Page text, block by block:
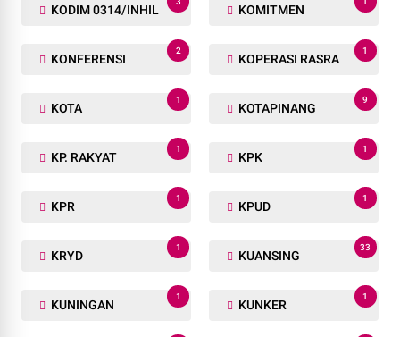
KODIM 0314/INHIL KOMITMEN
KONFERENSI
2
KOPERASI RASRA
1
KOTA
1
KOTAPINANG
9
KP. RAKYAT
1
KPK
1
KPR
1
KPUD
1
KRYD
1
KUANSING
33
KUNINGAN
1
KUNKER
1